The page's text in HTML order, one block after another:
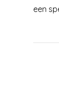
een